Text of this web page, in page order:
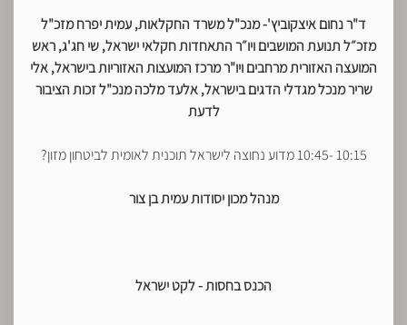
ד"ר נחום איצקוביץ'- מנכ"ל משרד החקלאות, עמית יפרח מזכ"ל
מזכ״ל תנועת המושבים ויו״ר התאחדות חקלאי ישראל, שי חג'ג, ראש
המועצה האזורית מרחבים ויו"ר מרכז המועצות האזוריות בישראל,אלי
שריר מנכל מגדלי הדגים בישראל,אלעד מלכה מנכ"ל זכות הציבור
לדעת
10:15 -10:45 מדוע נחוצה לישראל תוכנית לאומית לביטחון מזון?
מנהל מכון יסודות עמית בן צור
הכנס בחסות - לקט ישראל